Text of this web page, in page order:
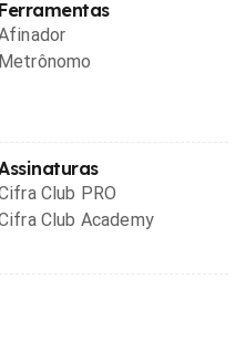
Ferramentas
Metrônomo
Club PRO
Club Academy